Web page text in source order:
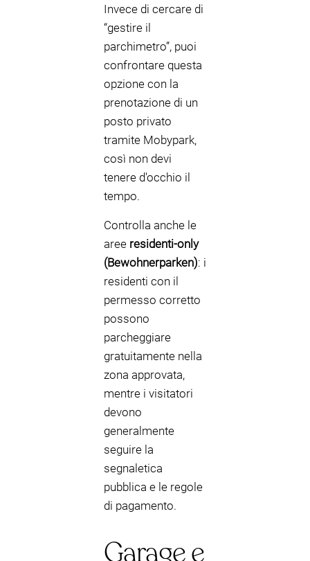
Invece di cercare di
“gestire il
parchimetro”, puoi
confrontare questa
opzione con la
prenotazione di un
posto privato
tramite Mobypark,
così non devi
tenere d'occhio il
tempo.
Controlla anche le
aree residenti-only
(Bewohnerparken): i
residenti con il
permesso corretto
possono
parcheggiare
gratuitamente nella
zona approvata,
mentre i visitatori
devono
generalmente
seguire la
segnaletica
pubblica e le regole
di pagamento.
Garage e